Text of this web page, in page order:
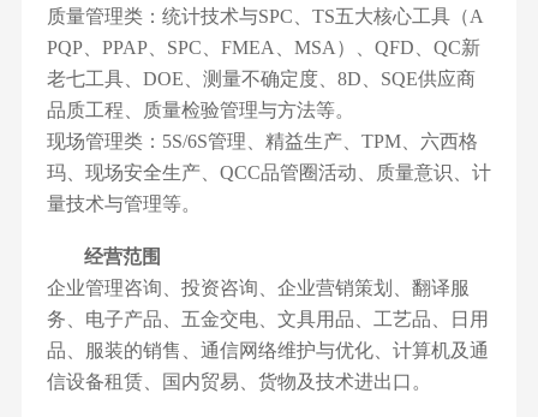
质量管理类：统计技术与SPC、TS五大核心工具（A
PQP、PPAP、SPC、FMEA、MSA）、QFD、QC新
老七工具、DOE、测量不确定度、8D、SQE供应商
品质工程、质量检验管理与方法等。
现场管理类：5S/6S管理、精益生产、TPM、六西格
玛、现场安全生产、QCC品管圈活动、质量意识、计
量技术与管理等。
经营范围
企业管理咨询、投资咨询、企业营销策划、翻译服
务、电子产品、五金交电、文具用品、工艺品、日用
品、服装的销售、通信网络维护与优化、计算机及通
信设备租赁、国内贸易、货物及技术进出口。